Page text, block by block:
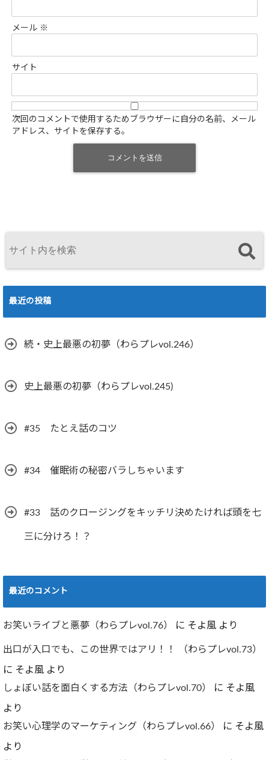
メール ※
サイト
次回のコメントで使用するためブラウザーに自分の名前、メール
アドレス、サイトを保存する。
最近の投稿
続・史上最悪の初夢（わらプレvol.246）
史上最悪の初夢（わらプレvol.245)
#35 たとえ話のコツ
#34 催眠術の秘密バラしちゃいます
#33 話のクロージングをキッチリ決めたければ頭を七
三に分けろ！？
最近のコメント
お笑いライブと悪夢（わらプレvol.76） に そよ風 より
出口が入口でも、この世界ではアリ！！ （わらプレvol.73）
に そよ風 より
しょぼい話を面白くする方法（わらプレvol.70）
に そよ風
より
お笑い心理学のマーケティング（わらプレvol.66）
に そよ風
より